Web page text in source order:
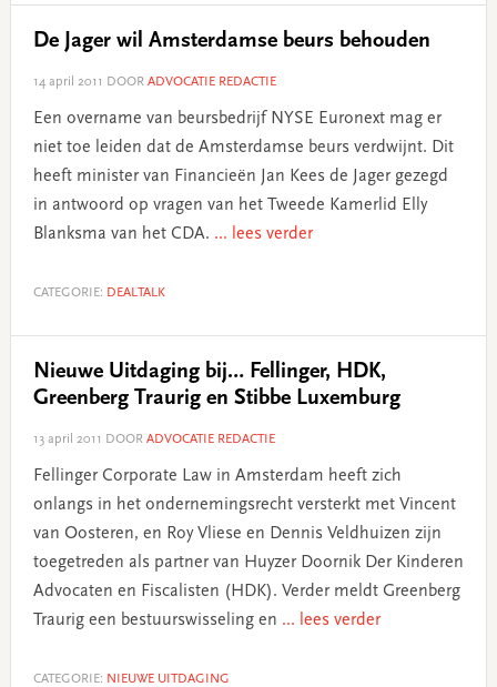
De Jager wil Amsterdamse beurs behouden
14 april 2011 DOOR ADVOCATIE REDACTIE
Een overname van beursbedrijf NYSE Euronext mag er
niet toe leiden dat de Amsterdamse beurs verdwijnt. Dit
heeft minister van Financieën Jan Kees de Jager gezegd
in antwoord op vragen van het Tweede Kamerlid Elly
Blanksma van het CDA. ... lees verder
CATEGORIE: DEALTALK
Nieuwe Uitdaging bij… Fellinger, HDK,
Greenberg Traurig en Stibbe Luxemburg
13 april 2011 DOOR ADVOCATIE REDACTIE
Fellinger Corporate Law in Amsterdam heeft zich
onlangs in het ondernemingsrecht versterkt met Vincent
van Oosteren, en Roy Vliese en Dennis Veldhuizen zijn
toegetreden als partner van Huyzer Doornik Der Kinderen
Advocaten en Fiscalisten (HDK). Verder meldt Greenberg
Traurig een bestuurswisseling en ... lees verder
CATEGORIE: NIEUWE UITDAGING